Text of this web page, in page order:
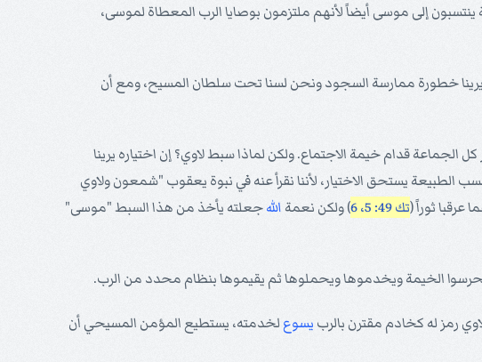
ينتسبون إلى موسى أيضاً لأنهم ملتزمون بوصايا الرب المعطاة لموسى،
خطورة ممارسة السجود ونحن لسنا تحت سلطان المسيح، ومع أن
الجماعة قدام خيمة الاجتماع. ولكن لماذا سبط لاوي؟ إن اختياره يرينا
الطبيعة يستحق الاختيار، لأننا نقرأ عنه في نبوة يعقوب "شمعون ولاوي
ثوراً (تك 49: 5، 6 ) ولكن نعمة اللهجعلته يأخذ من هذا السبط "موسى"
يحرسوا الخيمة ويخدموها ويحملوها ثم يقيموها بنظام محدد من الرب.
رمز له كخادم مقترن بالرب يسوع لخدمته، يستطيع المؤمن المسيحي أن